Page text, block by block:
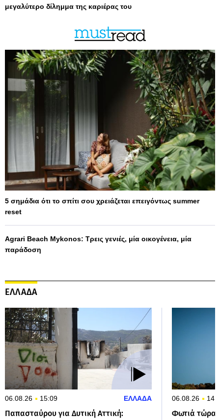
μεγαλύτερο δίλημμα της καριέρας του
5 σημάδια ότι το σπίτι σου χρειάζεται επειγόντως summer
reset
Agrari Beach Mykonos: Τρεις γενιές, μία οικογένεια, μία
παράδοση
ΕΛΛΑΔΑ
06.08.26 15:09 ΕΛΛΑΔΑ
Παπασταύρου για Δυτική Αττική:
06.08.26
Φωτιά τώρα